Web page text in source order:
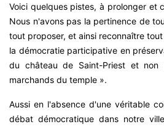
Voici quelques pistes, à prolonger et
Nous n'avons pas la pertinence de
tout proposer, et ainsi reconnaître
la démocratie participative en
du château de Saint-Priest et
marchands du temple ».
Aussi en l'absence d'une véritable
débat démocratique dans notre